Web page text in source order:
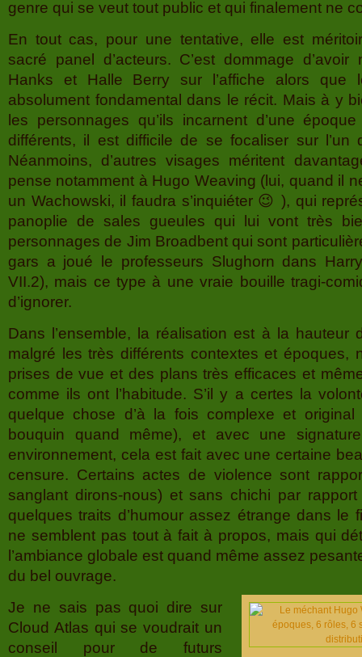
genre qui se veut tout public et qui finalement ne
En tout cas, pour une tentative, elle est
sacré panel d’acteurs. C’est dommage
Hanks et Halle Berry sur l’affiche alors que
absolument fondamental dans le récit. Mais à y
les personnages qu’ils incarnent d’une
différents, il est difficile de se focaliser sur l’un
Néanmoins, d’autres visages méritent
pense notamment à Hugo Weaving (lui, quand il
un Wachowski, il faudra s’inquiéter 😉 ), qui
panoplie de sales gueules qui lui vont très
personnages de Jim Broadbent qui sont
gars a joué le professeurs Slughorn dans
VII.2), mais ce type à une vraie bouille tragi-
d’ignorer.
Dans l’ensemble, la réalisation est à la hauteur
malgré les très différents contextes et époques,
prises de vue et des plans très efficaces et
comme ils ont l’habitude. S’il y a certes la
quelque chose d’à la fois complexe et original
bouquin quand même), et avec une
environnement, cela est fait avec une certaine
censure. Certains actes de violence sont
sanglant dirons-nous) et sans chichi par
quelques traits d’humour assez étrange dans le
ne semblent pas tout à fait à propos, mais qui
l’ambiance globale est quand même assez
du bel ouvrage.
Je ne sais pas quoi dire sur
Cloud Atlas qui se voudrait un
conseil pour de futurs